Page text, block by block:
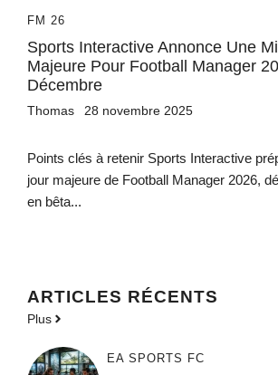
FM 26
Sports Interactive Annonce Une
Majeure Pour Football Manager
Décembre
Thomas 28 novembre 2025
Points clés à retenir Sports Interactive
jour majeure de Football Manager 2026,
en bêta...
ARTICLES RÉCENTS
Plus
EA SPORTS FC